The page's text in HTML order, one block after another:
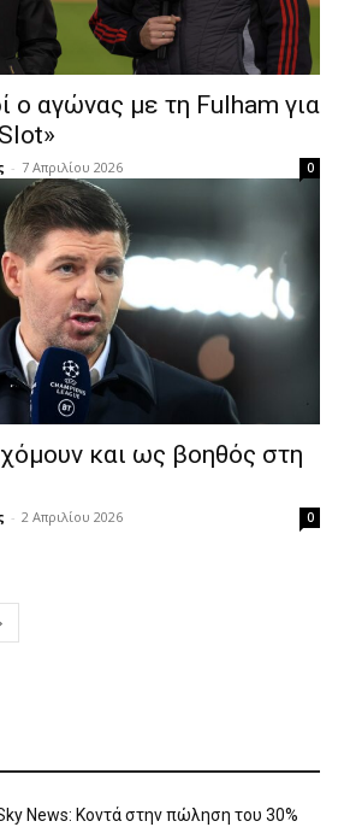
ο αγώνας με τη Fulham για
- 7 Απριλίου 2026 0
και ως βοηθός στη
- 2 Απριλίου 2026 0
News: Κοντά στην πώληση του 30%